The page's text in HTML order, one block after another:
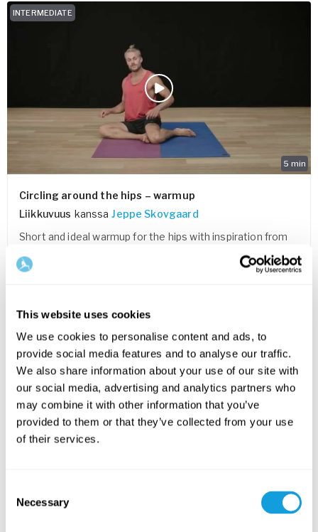
This website uses cookies
We use cookies to personalise content and ads, to
provide social media features and to analyse our traffic.
We also share information about your use of our site with
our social media, advertising and analytics partners who
may combine it with other information that you’ve
provided to them or that they’ve collected from your use
of their services.
Selection
Necessary
5 min
INTERMEDIATE
Circling around the hips – warmup
Liikkuvuus kanssa Jeppe Skovgaard
Short and ideal warmup for the hips with inspiration from
BEGINNER
Utfallsgång – löpteknik